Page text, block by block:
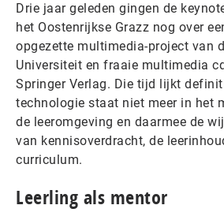
Drie jaar geleden gingen de
het Oostenrijkse Grazz nog over
opgezette multimedia-project van
Universiteit en fraaie multimedia
Springer Verlag. Die tijd lijkt
technologie staat niet meer in het
de leeromgeving en daarmee de
van kennisoverdracht, de
curriculum.
Leerling als mentor